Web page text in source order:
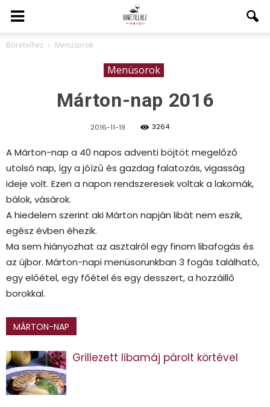
Borételhez Menüsorok
Menüsorok
Márton-nap 2016
2016-11-19 3264
A Márton-nap a 40 napos adventi böjtöt megelőző
utolsó nap, így a jóízű és gazdag falatozás, vigasság
ideje volt. Ezen a napon rendszeresek voltak a lakomák,
bálok, vásárok.
A hiedelem szerint aki Márton napján libát nem eszik,
egész évben éhezik.
Ma sem hiányozhat az asztalról egy finom libafogás és
az újbor. Márton-napi menüsorunkban 3 fogás található,
egy előétel, egy főétel és egy desszert, a hozzáillő
borokkal.
MÁRTON-NAP
Grillezett libamáj párolt körtével